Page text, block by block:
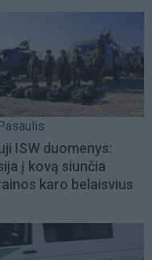
Pasaulis
ISW duomenys:
į kovą siunčia
karo belaisvius